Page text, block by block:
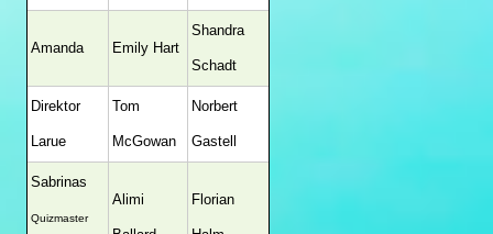
Amanda Emily Hart
Shandra
Schadt
Direktor
Larue
Tom
McGowan
Norbert
Gastell
Sabrinas
Quizmaster
Alimi Florian